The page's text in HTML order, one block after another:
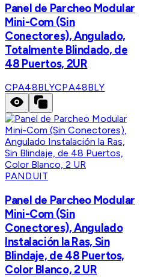
Panel de Parcheo Modular
Mini-Com (Sin
Conectores), Angulado,
Totalmente Blindado, de
48 Puertos, 2UR
CPA48BLYCPA48BLY
PANDUIT
Panel de Parcheo Modular
Mini-Com (Sin
Conectores), Angulado
Instalación la Ras, Sin
Blindaje, de 48 Puertos,
Color Blanco, 2 UR